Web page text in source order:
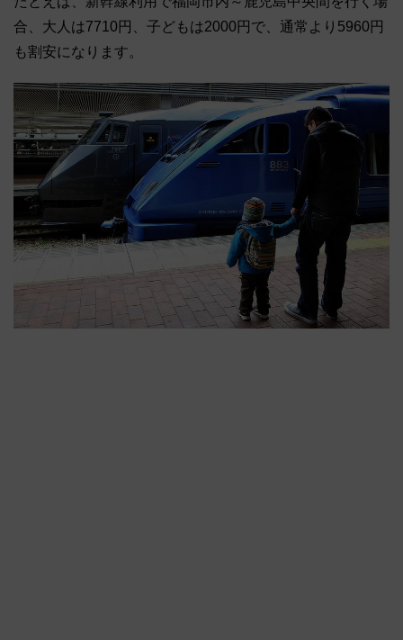
合、大人は7710円、子どもは2000円で、通常より5960円
も割安になります。